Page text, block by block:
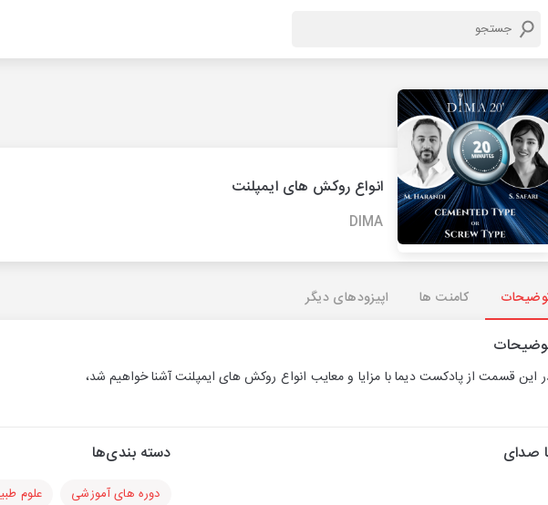
انواع روکش های ایمپلنت
DIMA
کامنت ها اپیزودهای دیگر
این قسمت از پادکست دیما با مزایا و معایب انواع روکش های ایمپلنت آشنا خواهیم شد،
صدای دسته بندی‌ها
دوره های آموزشی علوم